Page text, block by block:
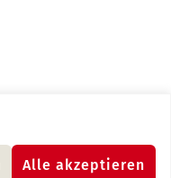
Alle akzeptieren